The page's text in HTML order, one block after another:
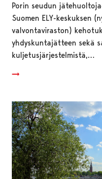
Porin seudun
Suomen ELY-keskuksen
valvontaviraston)
yhdyskuntajätteen sekä
kuljetusjärjestelmistä,…